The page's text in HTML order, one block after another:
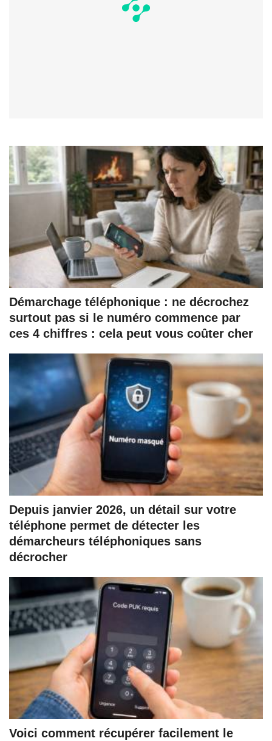
Démarchage téléphonique : ne décrochez
surtout pas si le numéro commence par
ces 4 chiffres : cela peut vous coûter cher
Depuis janvier 2026, un détail sur votre
téléphone permet de détecter les
démarcheurs téléphoniques sans
décrocher
Voici comment récupérer facilement le